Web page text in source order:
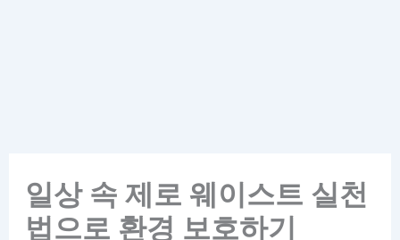
일상 속 제로 웨이스트 실천
법으로 환경 보호하기